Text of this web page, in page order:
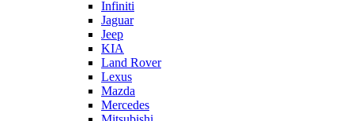
Infiniti
Jaguar
Jeep
KIA
Land Rover
Lexus
Mazda
Mercedes